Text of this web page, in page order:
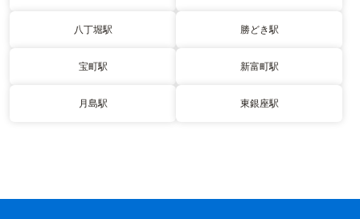
八丁堀駅 勝どき駅
宝町駅 新富町駅
月島駅 東銀座駅